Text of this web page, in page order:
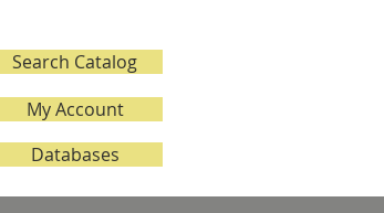
Search Catalog
My Account
Databases